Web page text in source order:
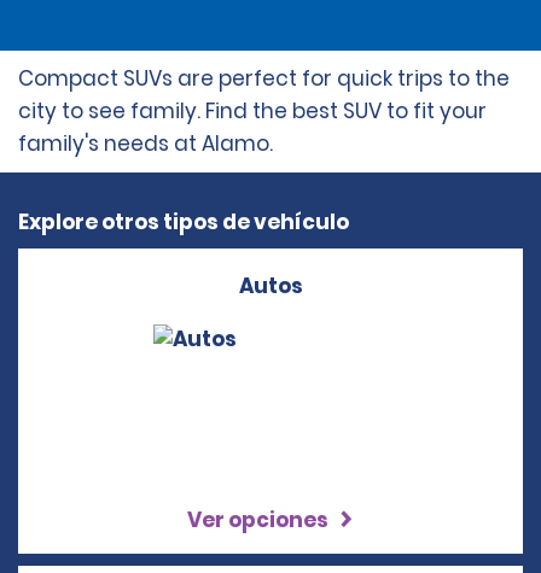
Compact SUVs are perfect for quick trips to the
city to see family. Find the best SUV to fit your
family's needs at Alamo.
Explore otros tipos de vehículo
Autos
Ver opciones